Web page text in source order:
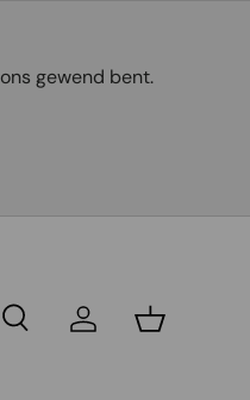
gewend bent.
RechercheSe connecter
Panier